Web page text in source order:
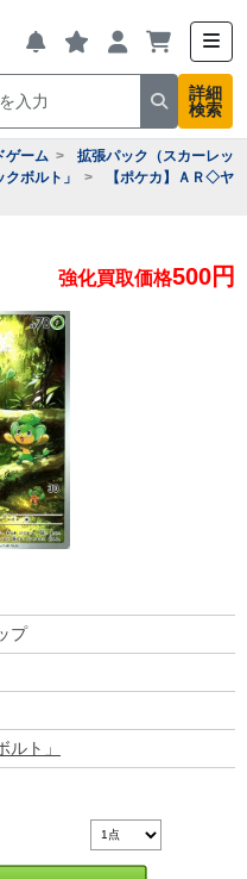
詳細
検索
ゲーム
拡張パック（スカーレッ
ボルト」
【ポケカ】ＡＲ◇ヤ
強化買取価格500円
プ
ト」